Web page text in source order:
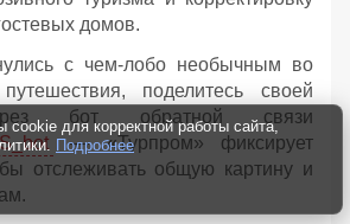
домов.
с чем-лобо необычным во
поделитесь своей
бот обратной связи
— «Турпром» фиксирует
отслеживать общую картину и
для корректной работы сайта,
Подробнее